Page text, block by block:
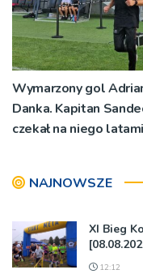
Wymarzony gol
Danka. Kapitan
czekał na niego latami
NAJNOWSZE
XI Bieg
12:12